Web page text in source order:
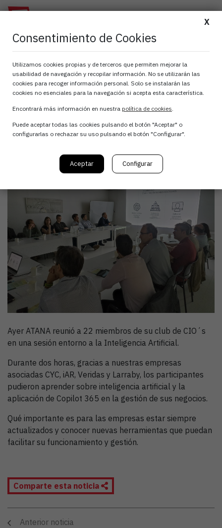
Sesión sobre Copilot
365 para el Club de
CIO´s
Ayer ATANA reunió a 22 miembros de su club de CIO´s
en una sesión entorno a la Inteligencia Artificial.
Durante dos horas, gracias a nuestras empresas
asociadas CYC, iAR, Veridas y Larraby, los participantes
pudieron aprender sobre inteligencia artificial y la
aplicación de Copilot 365 en la gestión de sus negocios.
Qué importante es para las empresas estar siempre
actualizados y conocer nuevas herramientas que puedan
facilitar su funcionamiento y gestión.
Comparte esta noticia
Anterior noticia
X
Consentimiento de Cookies
Utilizamos cookies propias y de terceros que permiten mejorar la
usabilidad de navegación y recopilar información. No se utilizarán las
cookies para recoger información personal. Solo se instalarán las
cookies no esenciales para la navegación si acepta esta característica.
Encontrará más información en nuestra política de cookies.
Puede aceptar todas las cookies pulsando el botón "Aceptar" o
configurarlas o rechazar su uso pulsando el botón "Configurar".
Aceptar Configurar